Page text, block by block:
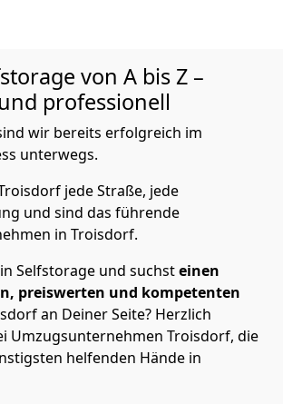
von A bis Z –
professionell
wir bereits erfolgreich im
unterwegs.
jede Straße, jede
und sind das führende
in Troisdorf.
Selfstorage und suchsteinen
preiswerten und kompetenten
an Deiner Seite? Herzlich
Umzugsunternehmen Troisdorf, die
helfenden Hände in